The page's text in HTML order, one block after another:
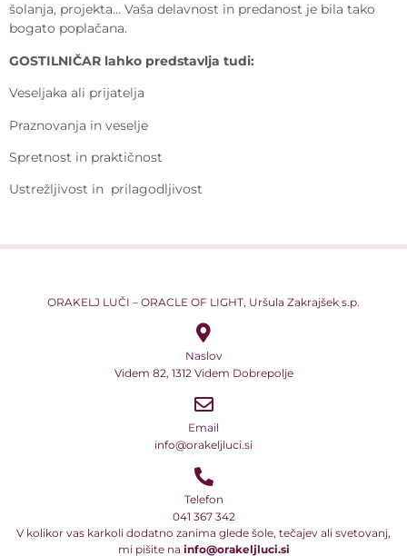
šolanja, projekta… Vaša delavnost in predanost je bila tako
bogato poplačana.
GOSTILNIČAR lahko predstavlja tudi:
Veseljaka ali prijatelja
Praznovanja in veselje
Spretnost in praktičnost
Ustrežljivost in prilagodljivost
ORAKELJ LUČI – ORACLE OF LIGHT, Uršula Zakrajšek s.p.
Naslov
Videm 82, 1312 Videm Dobrepolje
Email
info@orakeljluci.si
Telefon
041 367 342
V kolikor vas karkoli dodatno zanima glede šole, tečajev ali svetovanj,
mi pišite na info@orakeljluci.si